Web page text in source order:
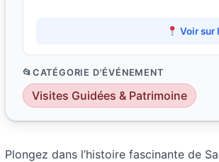
Voir sur
CATÉGORIE D'ÉVÉNEMENT
Visites Guidées & Patrimoine
Plongez dans l’histoire fascinante de